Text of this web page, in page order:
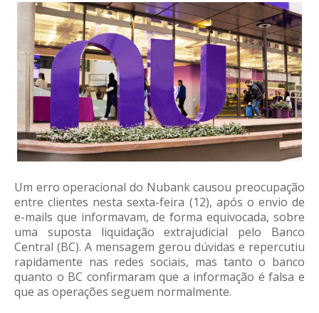
Um erro operacional do Nubank causou preocupação
entre clientes nesta sexta-feira (12), após o envio de
e-mails que informavam, de forma equivocada, sobre
uma suposta liquidação extrajudicial pelo Banco
Central (BC). A mensagem gerou dúvidas e repercutiu
rapidamente nas redes sociais, mas tanto o banco
quanto o BC confirmaram que a informação é falsa e
que as operações seguem normalmente.